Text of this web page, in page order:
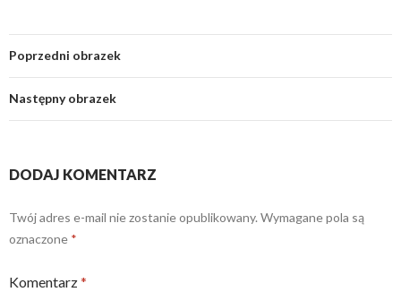
Poprzedni obrazek
Następny obrazek
DODAJ KOMENTARZ
Twój adres e-mail nie zostanie opublikowany. Wymagane pola są
oznaczone *
Komentarz*